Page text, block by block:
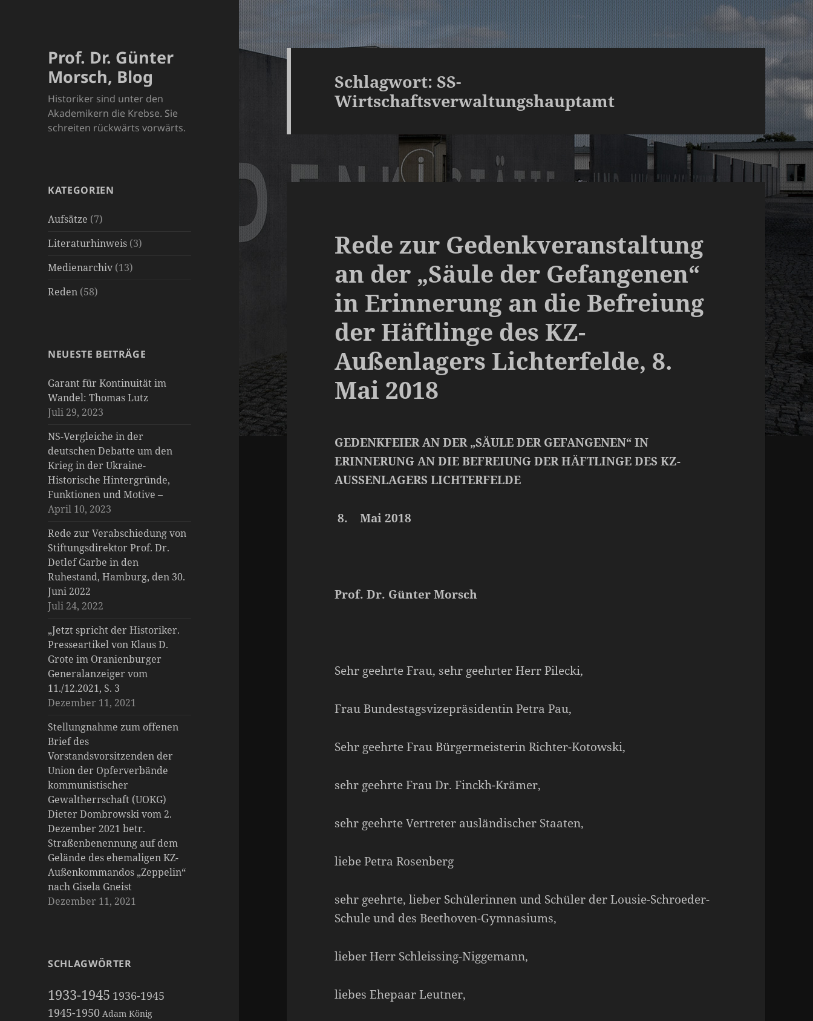
Prof. Dr. Günter
Morsch, Blog
Historiker sind unter den
Akademikern die Krebse. Sie
schreiten rückwärts vorwärts.
KATEGORIEN
Aufsätze (7)
Literaturhinweis (3)
Medienarchiv (13)
Reden (58)
NEUESTE BEITRÄGE
Garant für Kontinuität im
Wandel: Thomas Lutz
Juli 29, 2023
NS-Vergleiche in der
deutschen Debatte um den
Krieg in der Ukraine-
Historische Hintergründe,
Funktionen und Motive –
April 10, 2023
Rede zur Verabschiedung von
Stiftungsdirektor Prof. Dr.
Detlef Garbe in den
Ruhestand, Hamburg, den 30.
Juni 2022
Juli 24, 2022
„Jetzt spricht der Historiker.
Presseartikel von Klaus D.
Grote im Oranienburger
Generalanzeiger vom
11./12.2021, S. 3
Dezember 11, 2021
Stellungnahme zum offenen
Brief des
Vorstandsvorsitzenden der
Union der Opferverbände
kommunistischer
Gewaltherrschaft (UOKG)
Dieter Dombrowski vom 2.
Dezember 2021 betr.
Straßenbenennung auf dem
Gelände des ehemaligen KZ-
Außenkommandos „Zeppelin“
nach Gisela Gneist
Dezember 11, 2021
SCHLAGWÖRTER
1933-1945 1936-1945
1945-1950 Adam König
Schlagwort:SS-
Wirtschaftsverwaltungshauptamt
Rede zur Gedenkveranstaltung
an der „Säule der Gefangenen“
in Erinnerung an die Befreiung
der Häftlinge des KZ-
Außenlagers Lichterfelde, 8.
Mai 2018
GEDENKFEIER AN DER „SÄULE DER GEFANGENEN“ IN
ERINNERUNG AN DIE BEFREIUNG DER HÄFTLINGE DES KZ-
AUSSENLAGERS LICHTERFELDE
8. Mai 2018
Prof. Dr. Günter Morsch
Sehr geehrte Frau, sehr geehrter Herr Pilecki,
Frau Bundestagsvizepräsidentin Petra Pau,
Sehr geehrte Frau Bürgermeisterin Richter-Kotowski,
sehr geehrte Frau Dr. Finckh-Krämer,
sehr geehrte Vertreter ausländischer Staaten,
liebe Petra Rosenberg
sehr geehrte, lieber Schülerinnen und Schüler der Lousie-Schroeder-
Schule und des Beethoven-Gymnasiums,
lieber Herr Schleissing-Niggemann,
liebes Ehepaar Leutner,